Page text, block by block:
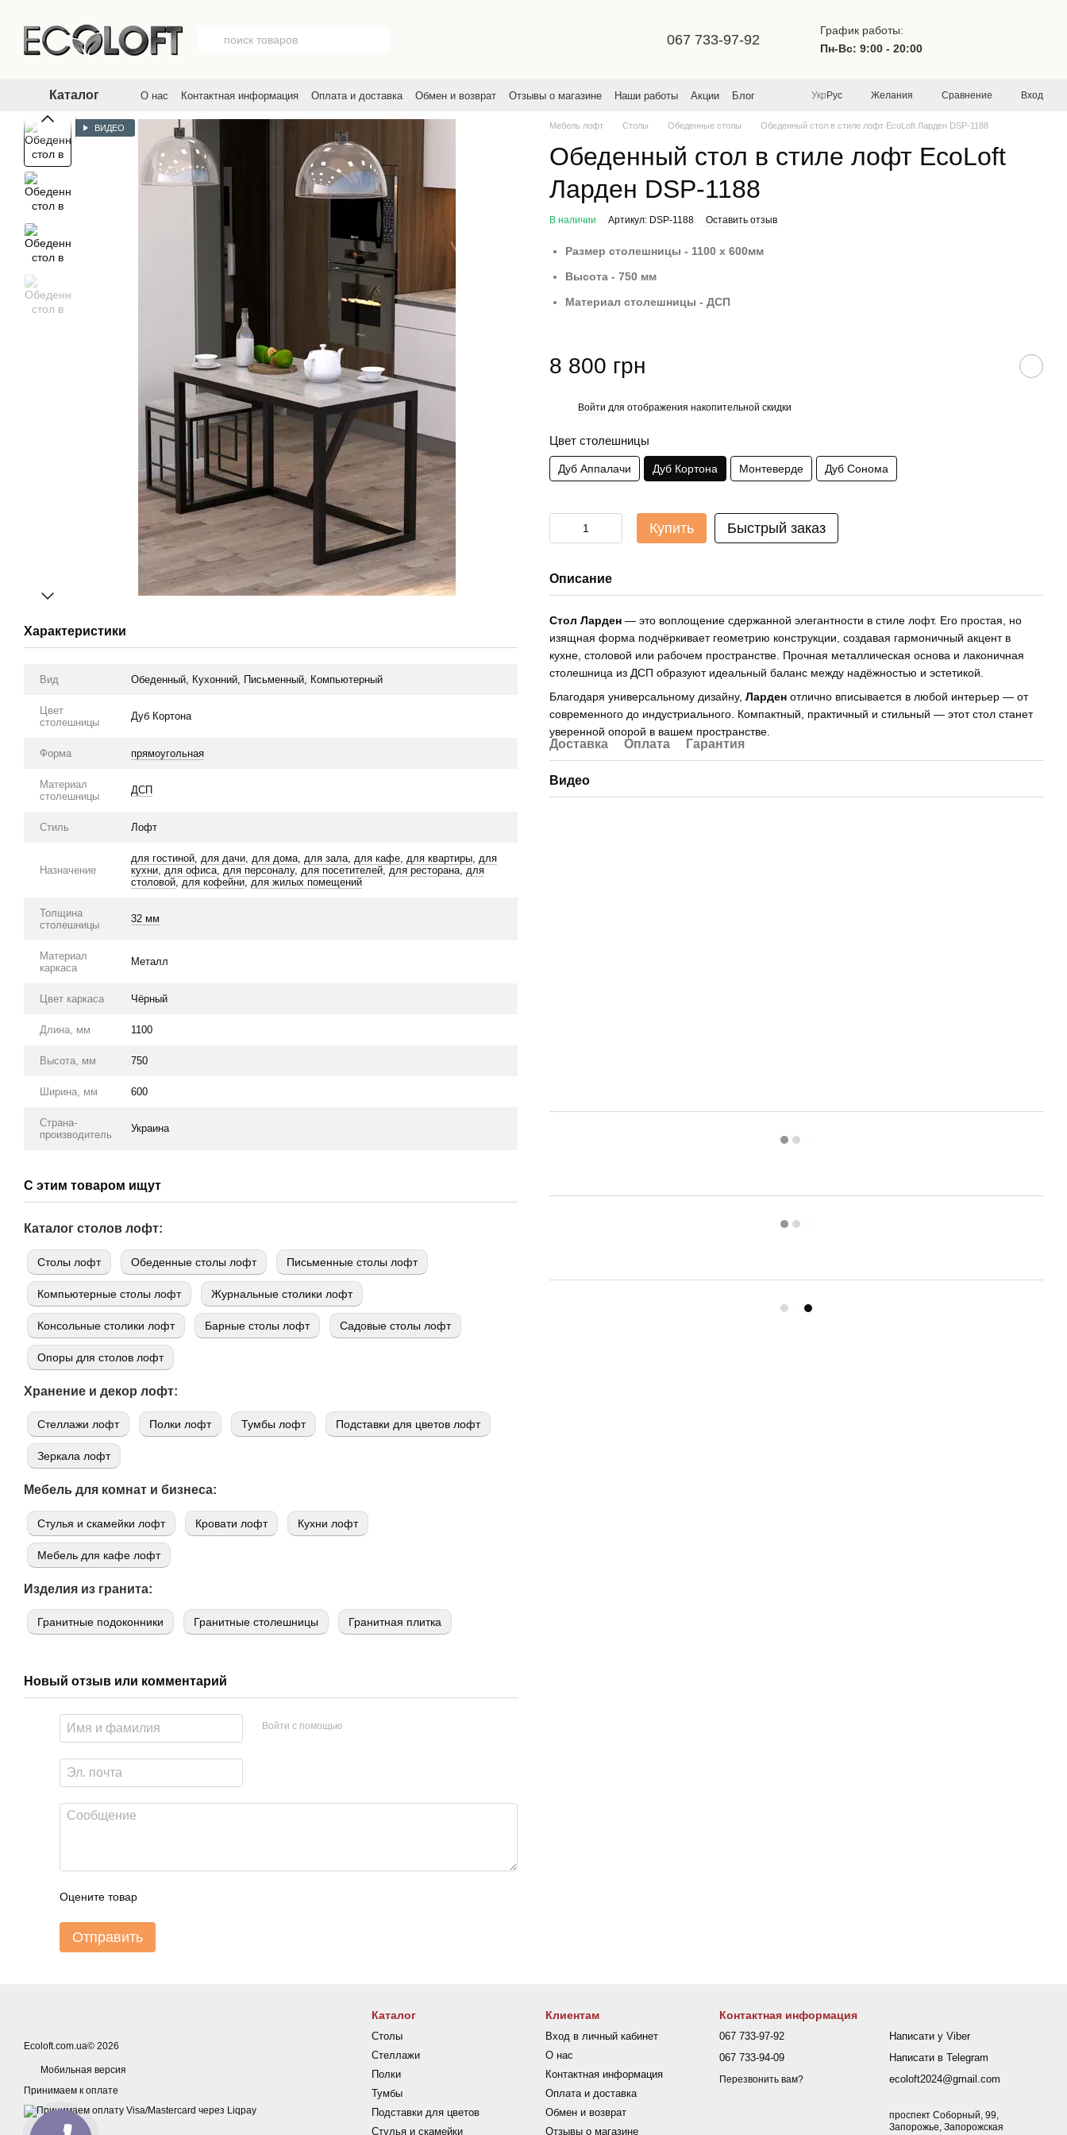
067 733-97-92
График работы:
Пн-Вс: 9:00 - 20:00
Каталог О нас Контактная информация Оплата и доставка Обмен и возврат Отзывы о магазине Наши работы Акции
Блог
Укр Рус Желания Сравнение Вход
ВИДЕО
Характеристики
Вид Обеденный, Кухонний, Письменный, Компьютерный
Цвет
столешницы
Дуб Кортона
Форма прямоугольная
Материал
столешницы
ДСП
Стиль Лофт
Назначение
для гостиной, для дачи, для дома, для зала, для кафе, для квартиры, для
кухни, для офиса, для персоналу, для посетителей, для ресторана, для
столовой, для кофейни, для жилых помещений
Толщина
столешницы
32 мм
Материал
каркаса
Металл
Цвет каркаса Чёрный
Длина, мм 1100
Высота, мм 750
Ширина, мм 600
Страна-
производитель
Украина
С этим товаром ищут
Каталог столов лофт:
Cтолы лофт Обеденные столы лофт Письменные столы лофт
Компьютерные столы лофт Журнальные столики лофт
Консольные столики лофт Барные столы лофт Садовые столы лофт
Опоры для столов лофт
Хранение и декор лофт:
Стеллажи лофт Полки лофт Тумбы лофт Подставки для цветов лофт
Зеркала лофт
Мебель для комнат и бизнеса:
Стулья и скамейки лофт Кровати лофт Кухни лофт
Мебель для кафе лофт
Изделия из гранита:
Гранитные подоконники Гранитные столешницы Гранитная плитка
Новый отзыв или комментарий
Войти с помощью
Оцените товар
Отправить
Мебель лофт Столы Обеденные столы Обеденный стол в стиле лофт EcoLoft Ларден DSP-1188
Обеденный стол в стиле лофт EcoLoft
Ларден DSP-1188
В наличии Артикул: DSP-1188 Оставить отзыв
Размер столешницы - 1100 х 600мм
Высота - 750 мм
Материал столешницы - ДСП
8 800 грн
Войти для отображения накопительной скидки
Цвет столешницы
Дуб Аппалачи Дуб Кортона Монтеверде Дуб Сонома
Купить Быстрый заказ
Описание
Стол Ларден — это воплощение сдержанной элегантности в стиле лофт. Его простая, но
изящная форма подчёркивает геометрию конструкции, создавая гармоничный акцент в
кухне, столовой или рабочем пространстве. Прочная металлическая основа и лаконичная
столешница из ДСП образуют идеальный баланс между надёжностью и эстетикой.
Благодаря универсальному дизайну, Ларден отлично вписывается в любой интерьер — от
современного до индустриального. Компактный, практичный и стильный — этот стол станет
уверенной опорой в вашем пространстве.
Доставка Оплата Гарантия
Видео
Ecoloft.com.ua© 2026
Мобильная версия
Принимаем к оплате
Каталог
Столы
Стеллажи
Полки
Тумбы
Подставки для цветов
Стулья и скамейки
Клиентам
Вход в личный кабинет
О нас
Контактная информация
Оплата и доставка
Обмен и возврат
Отзывы о магазине
Контактная информация
067 733-97-92
067 733-94-09
Перезвонить вам?
Написати у Viber
Написати в Telegram
ecoloft2024@gmail.com
проспект Соборный, 99,
Запорожье, Запорожская